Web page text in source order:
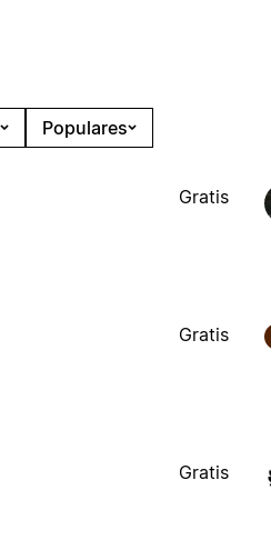
Populares
Gratis
Gratis
Gratis